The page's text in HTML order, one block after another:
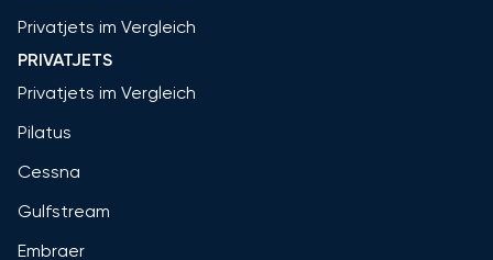
Privatjets im Vergleich
PRIVATJETS
Privatjets im Vergleich
Pilatus
Cessna
Gulfstream
Embraer